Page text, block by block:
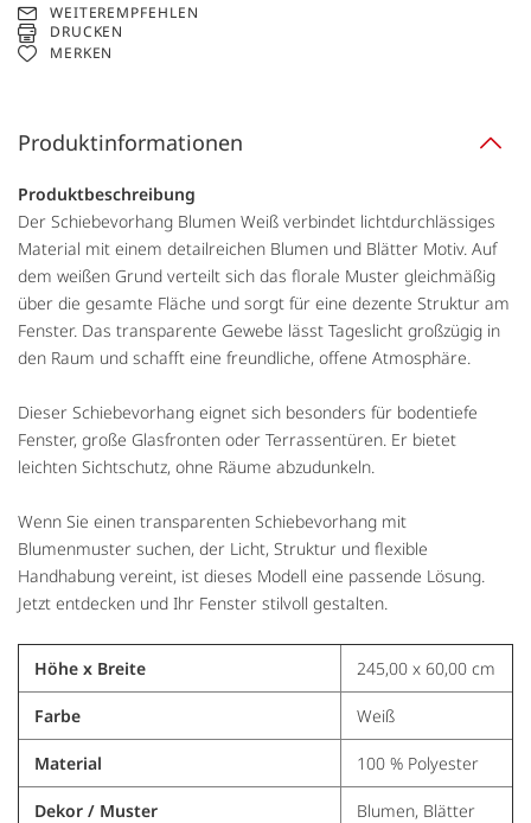
WEITEREMPFEHLEN
DRUCKEN
MERKEN
Produktinformationen
Produktbeschreibung
Der Schiebevorhang Blumen Weiß verbindet lichtdurchlässiges
Material mit einem detailreichen Blumen und Blätter Motiv. Auf
dem weißen Grund verteilt sich das florale Muster gleichmäßig
über die gesamte Fläche und sorgt für eine dezente Struktur am
Fenster. Das transparente Gewebe lässt Tageslicht großzügig in
den Raum und schafft eine freundliche, offene Atmosphäre.
Dieser Schiebevorhang eignet sich besonders für bodentiefe
Fenster, große Glasfronten oder Terrassentüren. Er bietet
leichten Sichtschutz, ohne Räume abzudunkeln.
Wenn Sie einen transparenten Schiebevorhang mit
Blumenmuster suchen, der Licht, Struktur und flexible
Handhabung vereint, ist dieses Modell eine passende Lösung.
Jetzt entdecken und Ihr Fenster stilvoll gestalten.
Höhe x Breite 245,00 x 60,00 cm
Farbe Weiß
Material 100 % Polyester
Dekor / Muster Blumen, Blätter